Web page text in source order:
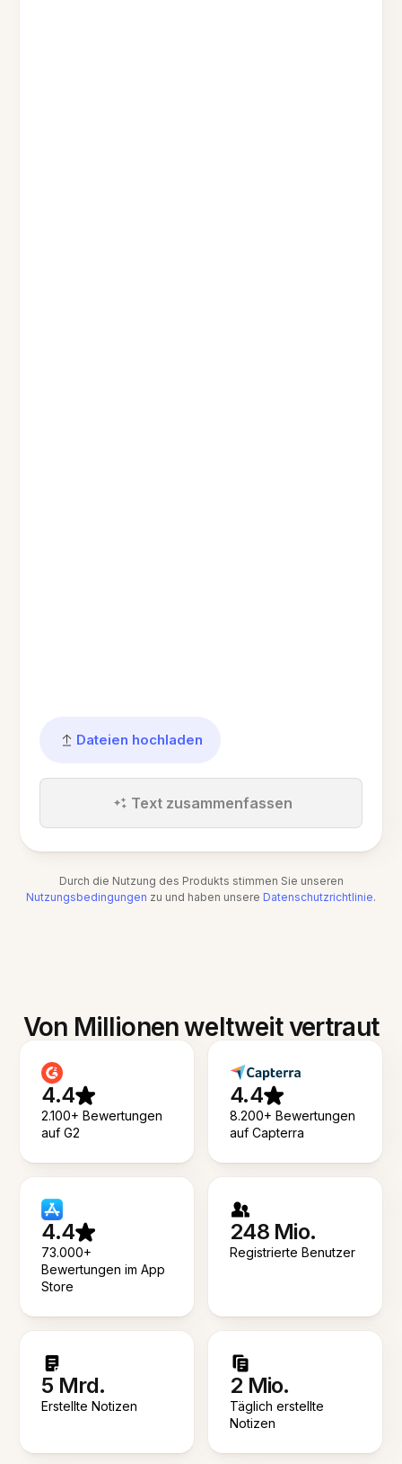
Dateien hochladen
Text zusammenfassen
Durch die Nutzung des Produkts stimmen Sie unseren
Nutzungsbedingungen zu und haben unsere Datenschutzrichtlinie.
Von Millionen weltweit vertraut
4.4
2.100+ Bewertungen
auf G2
4.4
8.200+ Bewertungen
auf Capterra
4.4
73.000+
Bewertungen im App
Store
248 Mio.
Registrierte Benutzer
5 Mrd.
Erstellte Notizen
2 Mio.
Täglich erstellte
Notizen